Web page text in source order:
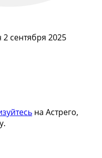
сентября 2025
на Астрего,